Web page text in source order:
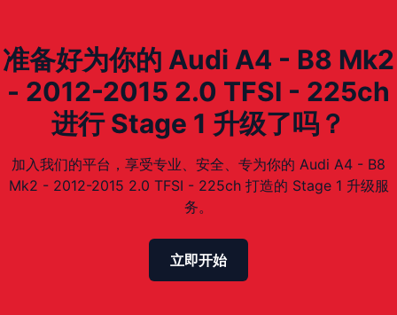
准备好为你的 Audi A4 - B8 Mk2
- 2012-2015 2.0 TFSI - 225ch
进行 Stage 1 升级了吗？
加入我们的平台，享受专业、安全、专为你的 Audi A4 - B8
Mk2 - 2012-2015 2.0 TFSI - 225ch 打造的 Stage 1 升级服
务。
立即开始